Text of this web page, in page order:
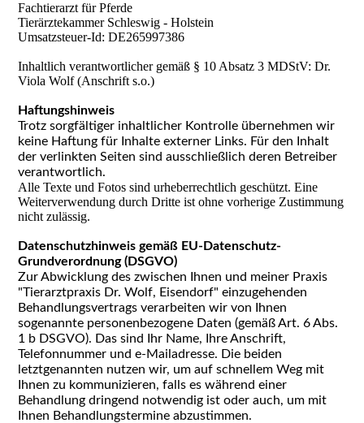
Fachtierarzt für Pferde
Tierärztekammer Schleswig - Holstein
Umsatzsteuer-Id: DE265997386
Inhaltlich verantwortlicher gemäß § 10 Absatz 3 MDStV: Dr.
Viola Wolf (Anschrift s.o.)
Haftungshinweis
Trotz sorgfältiger inhaltlicher Kontrolle übernehmen wir
keine Haftung für Inhalte externer Links. Für den Inhalt
der verlinkten Seiten sind ausschließlich deren Betreiber
verantwortlich.
Alle Texte und Fotos sind urheberrechtlich geschützt. Eine
Weiterverwendung durch Dritte ist ohne vorherige Zustimmung
nicht zulässig.
Datenschutzhinweis gemäß EU-Datenschutz-
Grundverordnung (DSGVO)
Zur Abwicklung des zwischen Ihnen und meiner Praxis
"Tierarztpraxis Dr. Wolf, Eisendorf" einzugehenden
Behandlungsvertrags verarbeiten wir von Ihnen
sogenannte personenbezogene Daten (gemäß Art. 6 Abs.
1 b DSGVO). Das sind Ihr Name, Ihre Anschrift,
Telefonnummer und e-Mailadresse. Die beiden
letztgenannten nutzen wir, um auf schnellem Weg mit
Ihnen zu kommunizieren, falls es während einer
Behandlung dringend notwendig ist oder auch, um mit
Ihnen Behandlungstermine abzustimmen.